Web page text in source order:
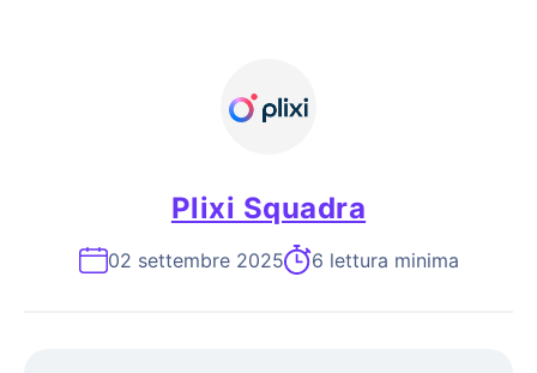
Plixi Squadra
02 settembre 2025 6 lettura minima